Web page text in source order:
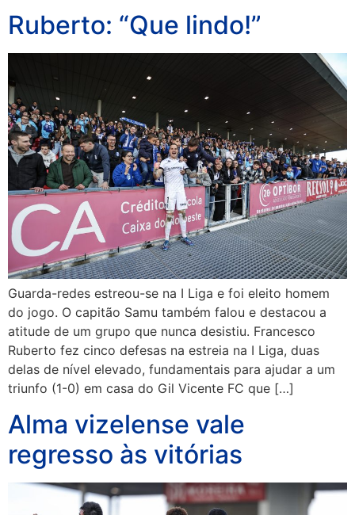
Ruberto: “Que lindo!”
Guarda-redes estreou-se na I Liga e foi eleito homem
do jogo. O capitão Samu também falou e destacou a
atitude de um grupo que nunca desistiu. Francesco
Ruberto fez cinco defesas na estreia na I Liga, duas
delas de nível elevado, fundamentais para ajudar a um
triunfo (1-0) em casa do Gil Vicente FC que […]
Alma vizelense vale
regresso às vitórias